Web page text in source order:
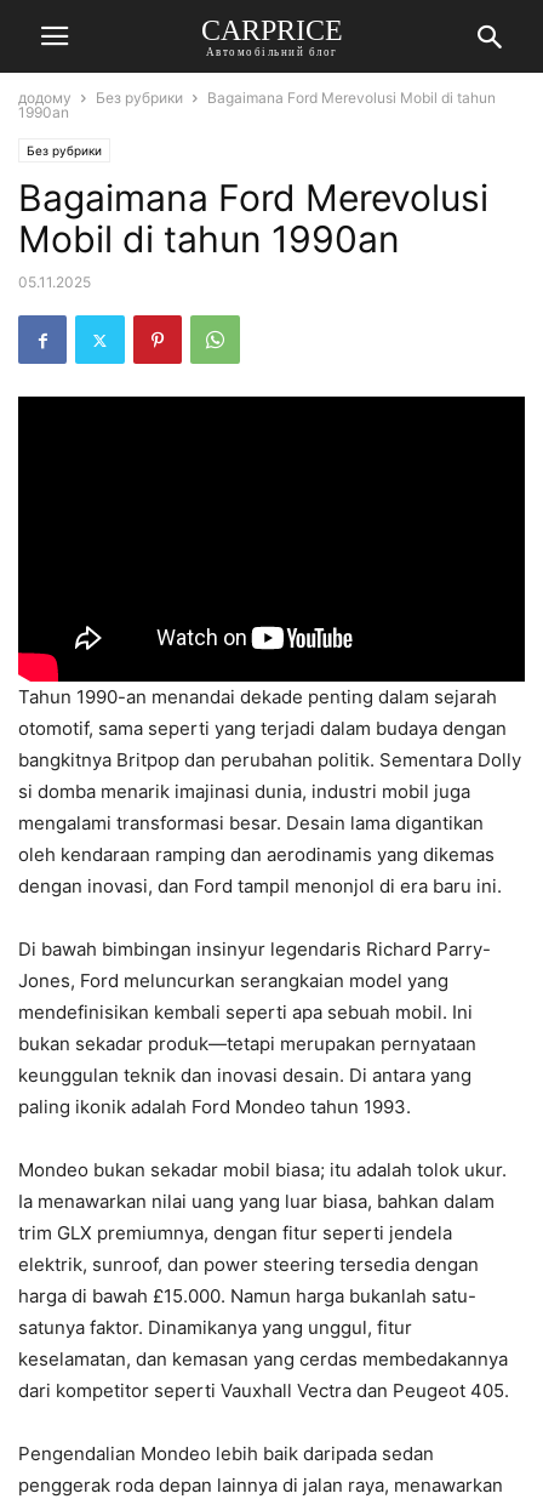
СARPRICE
Автомобільний блог
додому Без рубрики
Bagaimana Ford Merevolusi Mobil di tahun
1990an
Без рубрики
Bagaimana Ford Merevolusi
Mobil di tahun 1990an
05.11.2025
Tahun 1990-an menandai dekade penting dalam sejarah
otomotif, sama seperti yang terjadi dalam budaya dengan
bangkitnya Britpop dan perubahan politik. Sementara Dolly
si domba menarik imajinasi dunia, industri mobil juga
mengalami transformasi besar. Desain lama digantikan
oleh kendaraan ramping dan aerodinamis yang dikemas
dengan inovasi, dan Ford tampil menonjol di era baru ini.
Di bawah bimbingan insinyur legendaris Richard Parry-
Jones, Ford meluncurkan serangkaian model yang
mendefinisikan kembali seperti apa sebuah mobil. Ini
bukan sekadar produk—tetapi merupakan pernyataan
keunggulan teknik dan inovasi desain. Di antara yang
paling ikonik adalah Ford Mondeo tahun 1993.
Mondeo bukan sekadar mobil biasa; itu adalah tolok ukur.
Ia menawarkan nilai uang yang luar biasa, bahkan dalam
trim GLX premiumnya, dengan fitur seperti jendela
elektrik, sunroof, dan power steering tersedia dengan
harga di bawah £15.000. Namun harga bukanlah satu-
satunya faktor. Dinamikanya yang unggul, fitur
keselamatan, dan kemasan yang cerdas membedakannya
dari kompetitor seperti Vauxhall Vectra dan Peugeot 405.
Pengendalian Mondeo lebih baik daripada sedan
penggerak roda depan lainnya di jalan raya, menawarkan